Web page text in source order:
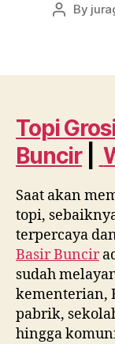
Post
By
Topi
Buncir|
Saat akan
topi,
terpercaya
Basir Buncir
sudah
kementerian,
pabrik,
hingga